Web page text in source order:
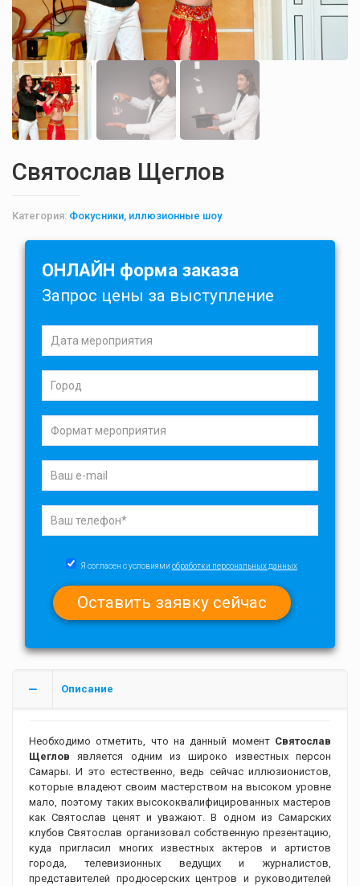
Святослав Щеглов
Категория: Фокусники, иллюзионные шоу
ОНЛАЙН форма заказа
Запрос цены за выступление
Я согласен с условиями обработки персональных данных
Описание
Необходимо отметить, что на данный момент Святослав
Щеглов является одним из широко известных персон
Самары. И это естественно, ведь сейчас иллюзионистов,
которые владеют своим мастерством на высоком уровне
мало, поэтому таких высококвалифицированных мастеров
как Святослав ценят и уважают. В одном из Самарских
клубов Святослав организовал собственную презентацию,
куда пригласил многих известных актеров и артистов
города, телевизионных ведущих и журналистов,
представителей продюсерских центров и руководителей